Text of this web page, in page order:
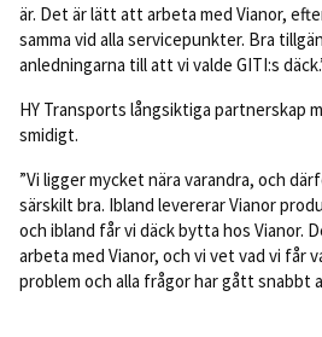
är. Det är lätt att arbeta med Vianor,
samma vid alla servicepunkter. Bra
anledningarna till att vi valde GITI:s
HY Transports långsiktiga partnerskap
smidigt.
”Vi ligger mycket nära varandra, och
särskilt bra. Ibland levererar Vianor
och ibland får vi däck bytta hos Vianor.
arbeta med Vianor, och vi vet vad vi får
problem och alla frågor har gått snabbt